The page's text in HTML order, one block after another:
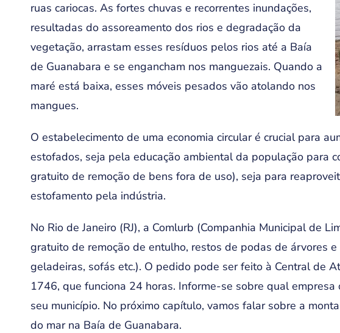
ruas cariocas. As fortes chuvas e recorrentes inundações,
resultadas do assoreamento dos rios e degradação da
vegetação, arrastam esses resíduos pelos rios até a Baía
de Guanabara e se engancham nos manguezais. Quando a
maré está baixa, esses móveis pesados vão atolando nos
mangues.
O estabelecimento de uma economia circular é crucial para
estofados, seja pela educação ambiental da população para
gratuito de remoção de bens fora de uso), seja para
estofamento pela indústria.
No Rio de Janeiro (RJ), a Comlurb (Companhia Municipal de
gratuito de remoção de entulho, restos de podas de árvores
geladeiras, sofás etc.). O pedido pode ser feito à Central de
1746, que funciona 24 horas. Informe-se sobre qual
seu município. No próximo capítulo, vamos falar sobre a
do mar na Baía de Guanabara.